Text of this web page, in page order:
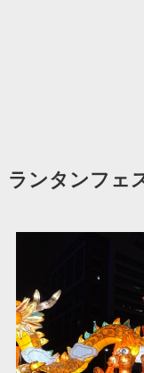
ランタンフェ